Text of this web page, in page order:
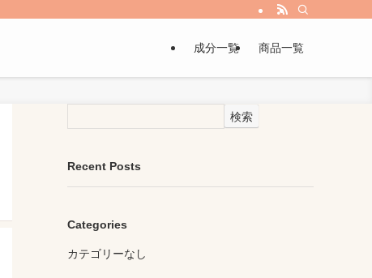
成分一覧 商品一覧
検索
Recent Posts
Categories
カテゴリーなし